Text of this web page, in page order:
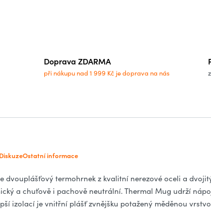
Doprava ZDARMA
při nákupu nad 1 999 Kč je doprava na nás
Ostatní informace
dvouplášťový termohrnek z kvalitní nerezové oceli a
a chuťově i pachově neutrální. Thermal Mug udrží
izolací je vnitřní plášť zvnějšku potažený měděnou